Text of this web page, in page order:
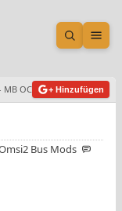
Suche
MB OC500 LE Final
+ Hinzufügen
Bus Mods